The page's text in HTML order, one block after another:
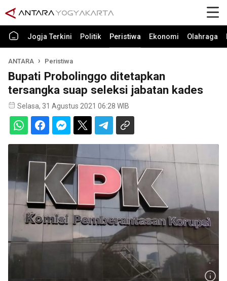
Jogja Terkini Politik Peristiwa Ekonomi Olahraga
ANTARA Peristiwa
Bupati Probolinggo ditetapkan
tersangka suap seleksi jabatan kades
Selasa, 31 Agustus 2021 06:28 WIB